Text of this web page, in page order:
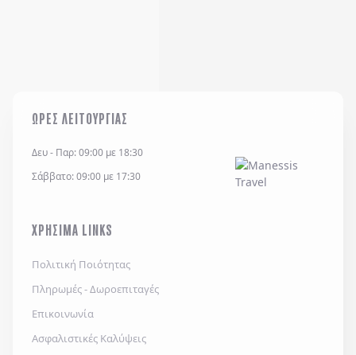
ΩΡΕΣ ΛΕΙΤΟΥΡΓΙΑΣ
Δευ - Παρ: 09:00 με 18:30
Σάββατο: 09:00 με 17:30
ΧΡΗΣΙΜΑ LINKS
Πολιτική Ποιότητας
Πληρωμές - Δωροεπιταγές
Επικοινωνία
Ασφαλιστικές Καλύψεις